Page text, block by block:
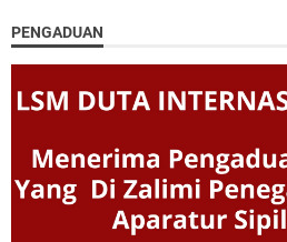
PENGADUAN